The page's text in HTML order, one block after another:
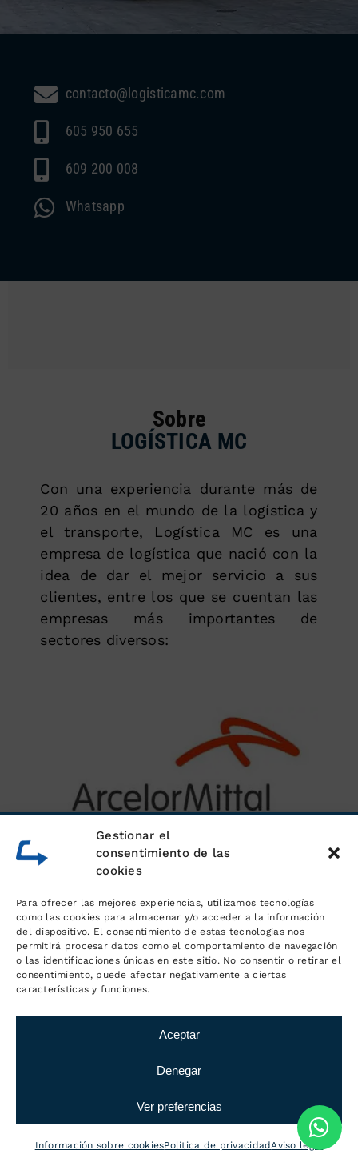
Gestionar el
consentimiento de las
cookies
Para ofrecer las mejores experiencias, utilizamos tecnologías
como las cookies para almacenar y/o acceder a la información
del dispositivo. El consentimiento de estas tecnologías nos
permitirá procesar datos como el comportamiento de navegación
o las identificaciones únicas en este sitio. No consentir o retirar el
consentimiento, puede afectar negativamente a ciertas
características y funciones.
Aceptar
Denegar
Ver preferencias
Información sobre cookiesPolítica de privacidadAviso legal
contacto@logisticamc.com
605 950 655
609 200 008
Whatsapp
Sobre
LOGÍSTICA MC
Con una experiencia durante más de
20 años en el mundo de la logística y
el transporte, Logística MC es una
empresa de logística que nació con la
idea de dar el mejor servicio a sus
clientes, entre los que se cuentan las
empresas más importantes de
sectores diversos: